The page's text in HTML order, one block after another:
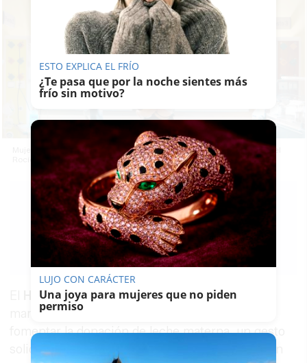
Mujer amamantando a su hijo, en una imagen del Hospital Virgen del
Rocío de Sevilla.
MARÍA
CRISOL
09/06/2026
Facebook
X WhatsApp
Copy
Link
Guardar
Hospital Universitario deJerezha puesto en
marcha una campaña de sensibilización para
fomentar la donación de leche materna, un gesto
solidario que puede resultar decisivo para recién
ESTO EXPLICA EL FRÍO
¿Te pasa que por la noche sientes más
frío sin motivo?
LUJO CON CARÁCTER
Una joya para mujeres que no piden
permiso